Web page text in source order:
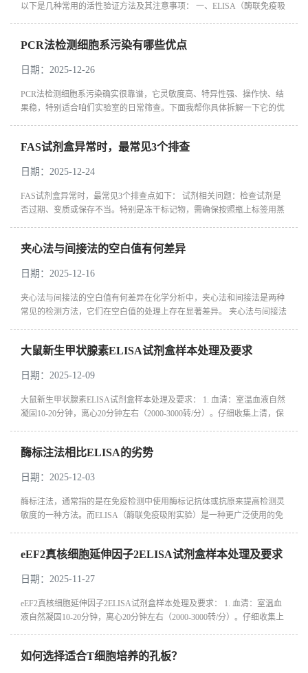
以下是几种常用的活性验证方法及其注意事项： 一、ELISA（酶联免疫吸
PCR法检测细胞系污染有哪些优点
日期：2025-12-26
PCR法检测细胞系污染确实很靠谱，它‌灵敏度高、特异性强、操作快、结
果稳‌，特别适合咱们实验室的日常筛查。下面我帮你具体拆解一下它的优
FAS试剂盒异常时，最常见3个排查
日期：2025-12-24
FAS试剂盒异常时，最常见3个排查点如下： 试剂相关问题：检查试剂是
否过期、变质或保存不当。特别是冻干标记物，需确保按照瓶上标签用蒸
夹心法与间接法的空白值有何差异
日期：2025-12-16
夹心法与间接法的空白值有何差异在化学分析中，夹心法和间接法是两种
常见的检测方法，它们在空白值的处理上存在显著差异。 夹心法与间接法
大鼠新生甲状腺素ELISA试剂盒样本处理及要求
日期：2025-12-09
大鼠新生甲状腺素ELISA试剂盒样本处理及要求： 1. 血清：室温血液自然
凝固10-20分钟，离心20分钟左右（2000-3000转/分）。仔细收集上清，保
酶标注法相比ELISA的劣势
日期：2025-12-03
酶标注法，通常指的是在免疫检测中使用酶标记抗体或抗原来提高检测灵
敏度的一种方法。而ELISA（酶联免疫吸附实验）是一种更广泛使用的免
eEF2真核细胞延伸因子2ELISA试剂盒样本处理及要求
日期：2025-11-27
eEF2真核细胞延伸因子2ELISA试剂盒样本处理及要求： 1. 血清：室温血
液自然凝固10-20分钟，离心20分钟左右（2000-3000转/分）。仔细收集上
如何选择适合T细胞培养的孔板？